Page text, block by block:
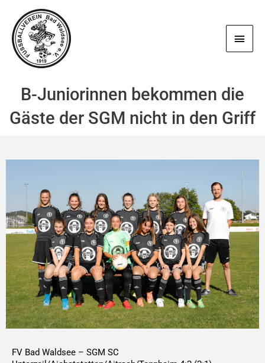
Inhalt
springen
B-Juniorinnen bekommen die
Gäste der SGM nicht in den Griff
FV Bad Waldsee – SGM SC